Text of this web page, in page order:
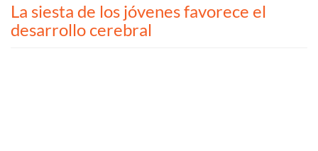
La siesta de los jóvenes favorece el
desarrollo cerebral